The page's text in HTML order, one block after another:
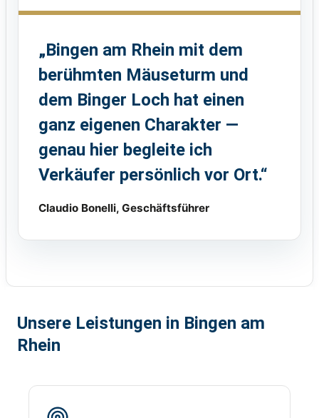
„Bingen am Rhein mit dem
berühmten Mäuseturm und
dem Binger Loch hat einen
ganz eigenen Charakter —
genau hier begleite ich
Verkäufer persönlich vor Ort.“
Claudio Bonelli, Geschäftsführer
Unsere Leistungen in Bingen am
Rhein